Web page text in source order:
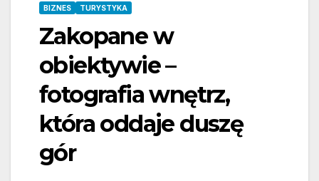
BIZNES TURYSTYKA
Zakopane w
obiektywie –
fotografia wnętrz,
która oddaje duszę
gór